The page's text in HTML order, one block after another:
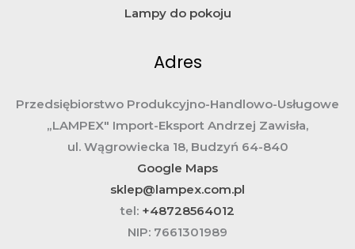
Lampy do pokoju
Adres
Przedsiębiorstwo Produkcyjno-Handlowo-Usługowe
„LAMPEX" Import-Eksport Andrzej Zawisła,
ul. Wągrowiecka 18, Budzyń 64-840
Google Maps
sklep@lampex.com.pl
tel: +48728564012
NIP: 7661301989